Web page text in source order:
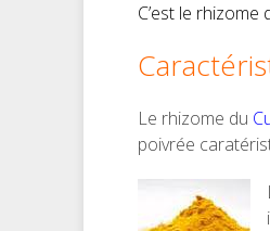
C’est le
Le rhizome du
poivrée